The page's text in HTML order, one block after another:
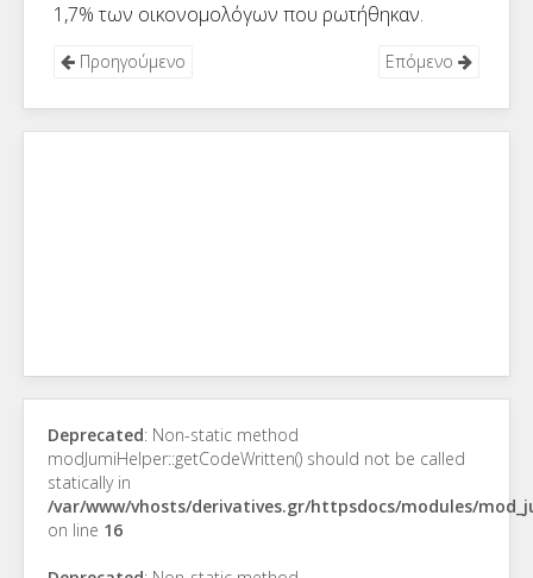
1,7% των οικονομολόγων που ρωτήθηκαν.
Προηγούμενο Επόμενο
Deprecated: Non-static method
modJumiHelper::getCodeWritten() should not be called
statically in
/var/www/vhosts/derivatives.gr/httpsdocs/modules/
on line 16